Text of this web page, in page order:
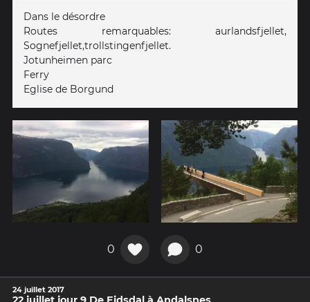
Dans le désordre
Routes remarquables: aurlandsfjellet,
Sognefjellet,trollstingenfjellet.
Jotunheimen parc
Ferry
Eglise de Borgund
0 0
24 juillet 2017